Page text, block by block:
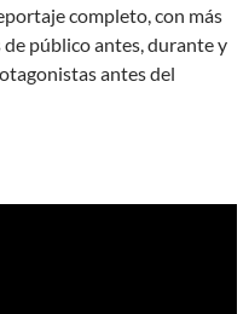
completo, con más
de público antes, durante y
antes del